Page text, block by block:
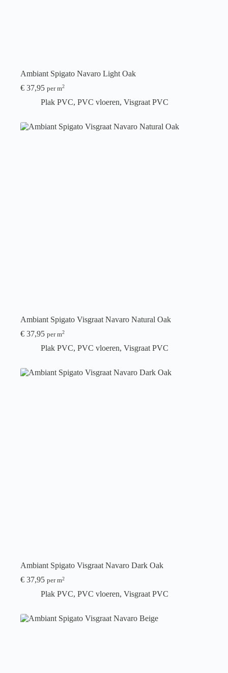
Ambiant Spigato Navaro Light Oak
€ 37,95 per m2
Plak PVC, PVC vloeren, Visgraat PVC
Ambiant Spigato Visgraat Navaro Natural Oak
€ 37,95 per m2
Plak PVC, PVC vloeren, Visgraat PVC
Ambiant Spigato Visgraat Navaro Dark Oak
€ 37,95 per m2
Plak PVC, PVC vloeren, Visgraat PVC